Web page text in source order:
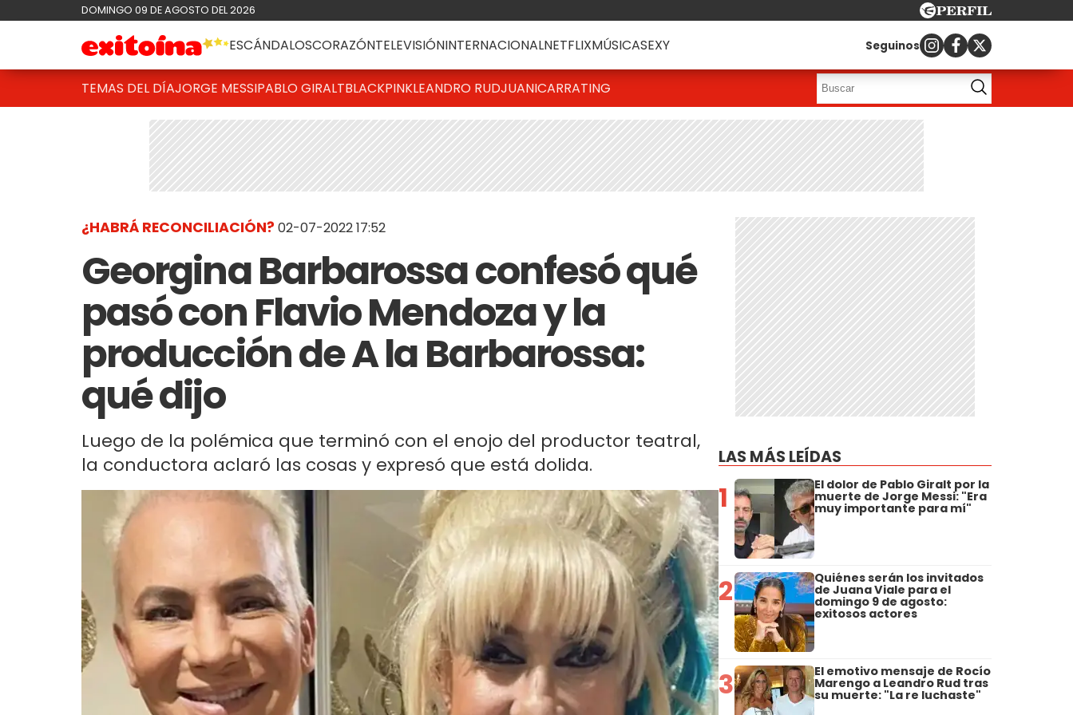
DOMINGO 09 DE AGOSTO DEL 2026
ESCÁNDALOSCORAZÓNTELEVISIÓNINTERNACIONALNETFLIXMÚSICASEXY Seguinos
TEMAS DEL DÍAJORGE MESSIPABLO GIRALTBLACKPINKLEANDRO RUDJUANICARRATING
¿HABRÁ RECONCILIACIÓN? 02-07-2022 17:52
Georgina Barbarossa confesó qué
pasó con Flavio Mendoza y la
producción de A la Barbarossa:
qué dijo
Luego de la polémica que terminó con el enojo del productor teatral,
la conductora aclaró las cosas y expresó que está dolida.
LAS MÁS LEÍDAS
1 El dolor de Pablo Giralt por la
muerte de Jorge Messi: "Era
muy importante para mí"
2 Quiénes serán los invitados
de Juana Viale para el
domingo 9 de agosto:
exitosos actores
3 El emotivo mensaje de Rocío
Marengo a Leandro Rud tras
su muerte: "La re luchaste"